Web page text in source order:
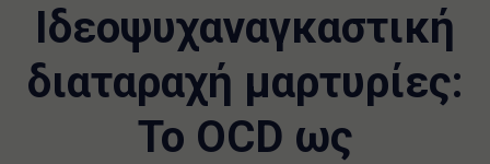
Ιδεοψυχαναγκαστική
διαταραχή μαρτυρίες:
Το OCD ως